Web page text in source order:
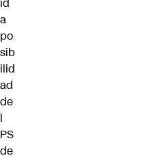
a
po
sib
ilid
ad
de
l
PS
de